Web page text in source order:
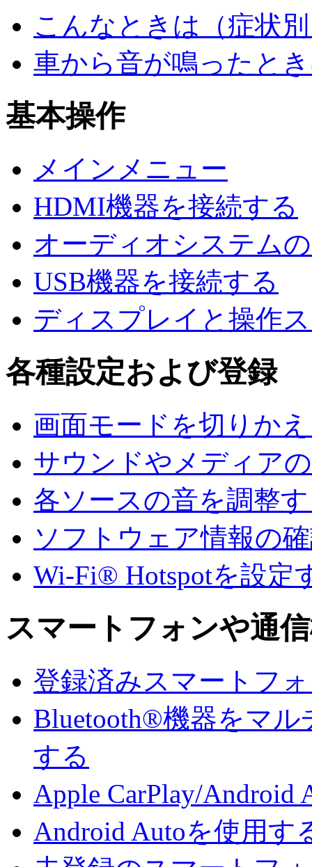
こんなときは（症状
車から音が鳴ったと
基本操作
メインメニュー
HDMI機器を接続する
オーディオシステム
USB機器を接続する
ディスプレイと操作
各種設定および登録
画面モードを切りか
サウンドやメディア
各ソースの音を調整
ソフトウェア情報の
Wi-Fi® Hotspotを設定
スマートフォンや通
登録済みスマートフ
Bluetooth®機器をマ
する
Apple CarPlay/
Android Autoを使用す